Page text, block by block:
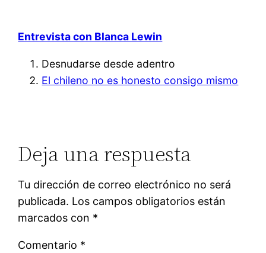
Entrevista con Blanca Lewin
Desnudarse desde adentro
El chileno no es honesto consigo mismo
Deja una respuesta
Tu dirección de correo electrónico no será
publicada. Los campos obligatorios están
marcados con *
Comentario *